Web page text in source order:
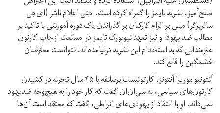
صلح‌آمیز، نشریه تایمز را گمراه کرده است. حتی اعلام ناشر (ای‌جی
سالزبرگر) مبنی بر الزام کارکنان بر گذراندن یک دوره آموزشی با تاکید بر
مطالب ضد یهود، و نیز تعهد نیویورک تایمز در ممانعت از چاپ کارتون‌
هنرمندانی که به استخدام این نشریه درنیامده‌اند، نتوانست معترضان
خشمگین را قانع کند.
آنتونیو موریرا آنتونز، کارتونیست پرسابقه با ۴۵ سال تجربه در کشیدن
کارتون‌های سیاسی، به سی‌ان‌ان گفت که کار خود را به هیچ‌وجه ضدیهود
نمی‌داند. او با انتقاد از یهودی‌های افراطی، گفت که معتقد است آن‌ها